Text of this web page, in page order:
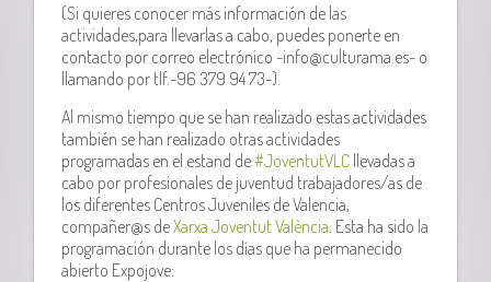
(Si quieres conocer más información de las
actividades,para llevarlas a cabo, puedes ponerte en
contacto por correo electrónico -info@culturama.es- o
llamando por tlf.-96 379 94 73-).
Al mismo tiempo que se han realizado estas actividades
también se han realizado otras actividades
programadas en el estand de#JoventutVLC llevadas a
cabo por profesionales de juventud trabajadores/as de
los diferentes Centros Juveniles de Valencia,
compañer@s deXarxa Joventut València . Esta ha sido la
programación durante los días que ha permanecido
abierto Expojove: